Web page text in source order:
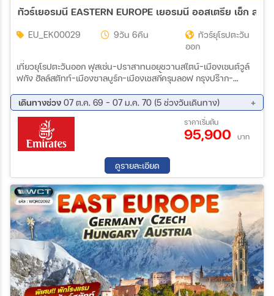
ทัวร์เยอรมนี EASTERN EUROPE เยอรมนี ออสเตรีย เช็ก สโ
EU_EK00029 9วัน 6คืน
ทัวร์ยุโรปตะวัน
ออก
เที่ยวยุโรปตะวันออก ฟุสเซ่น-ปราสาทนอยชวานสไตน์-เมืองเซนต์วูล์
ฟกัง ฮัลล์สตัทท์-เมืองซาลบูร์ก-เมืองเชสกี้ครุมลอฟ กรุงปร๊าก-
สลาวา-บูดาเปสต์-Fisherman Bastion ล่องเรือแม่น้ำดานูบ-
McArthurGlen Designer Outletกรุงเวียนนา พระราชวังเชินบรุนน์-
มหาวิหารเซนต์สตีเฟน ย่านถนนคาร์นท์เนอร์-สนามบินกรุงเวียนนา
เดินทางช่วง 07 ต.ค. 69 - 07 ม.ค. 70 (5 ช่วงวันเดินทาง)
07 ต.ค. 69 - 15 ต.ค. 69
21 ต.ค. 69 - 29 ต.ค. 69
11 พ.ย. 69 - 19 พ.ย. 69
03 ธ.ค. 69 - 11 ธ.ค. 69
30 ธ.ค. 69 - 07 ม.ค. 70
ราคาเริ่มต้น
95,900 บาท
ดูรายละเอียด